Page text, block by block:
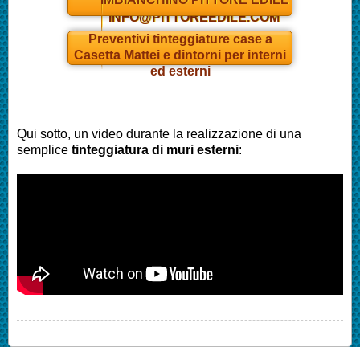
INFO@PITTOREEDILE.COM
Preventivi tinteggiature case a
Casetta Mattei e dintorni per interni
ed esterni
Qui sotto, un video durante la realizzazione di una
semplice tinteggiatura di muri esterni: